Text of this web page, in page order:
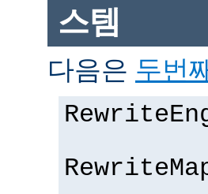
스템
다음은 두번